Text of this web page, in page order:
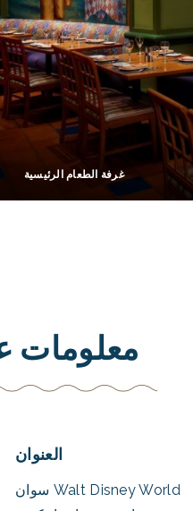
غرفة الطعام الرئيسية
معلومات
العنوان
Walt Disney World سوان